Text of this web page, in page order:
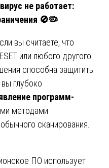
не работает:
🚫🦠
вы считаете, что
или любого другого
способна защитить
глубоко
программ-
методами
сканирования.
ПО использует